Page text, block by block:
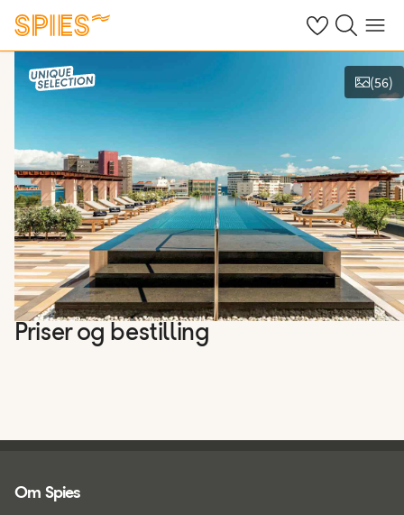
Se dine gemte
Søg påMenu
Vis billeder
(56)
Priser og bestilling
Om Spies